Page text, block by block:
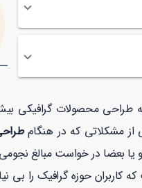
به طراحی محصولات
از مشکلاتی که در هنگام
بعضا در خواست مبالغ نجومی
حوزه گرافیک را بی